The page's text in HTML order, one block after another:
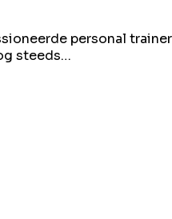
personal
steeds…